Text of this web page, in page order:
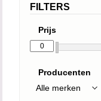
FILTERS
Prijs
Producenten